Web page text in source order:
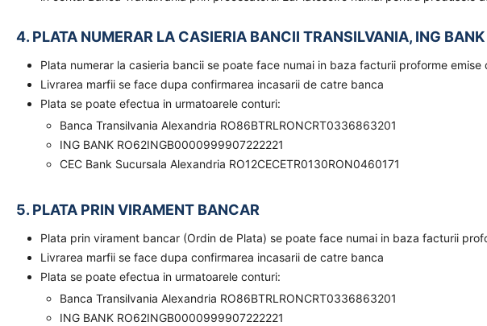
4. PLATA NUMERAR LA CASIERIA BANCII TRANSILVANIA, ING
Plata numerar la casieria bancii se poate face numai in baza facturii proforme emise
Livrarea marfii se face dupa confirmarea incasarii de catre banca
Plata se poate efectua in urmatoarele conturi:
Banca Transilvania Alexandria RO86BTRLRONCRT0336863201
ING BANK RO62INGB0000999907222221
CEC Bank Sucursala Alexandria RO12CECETR0130RON0460171
5. PLATA PRIN VIRAMENT BANCAR
Plata prin virament bancar (Ordin de Plata) se poate face numai in baza facturii
Livrarea marfii se face dupa confirmarea incasarii de catre banca
Plata se poate efectua in urmatoarele conturi:
Banca Transilvania Alexandria RO86BTRLRONCRT0336863201
ING BANK RO62INGB0000999907222221